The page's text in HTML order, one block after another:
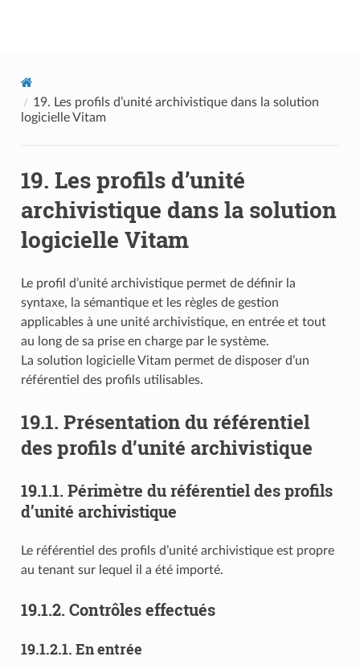
19. Les profils d’unité archivistique dans la solution
logicielle Vitam
19. Les profils d’unité
archivistique dans la solution
logicielle Vitam
Le profil d’unité archivistique permet de définir la
syntaxe, la sémantique et les règles de gestion
applicables à une unité archivistique, en entrée et tout
au long de sa prise en charge par le système.
La solution logicielle Vitam permet de disposer d’un
référentiel des profils utilisables.
19.1. Présentation du référentiel
des profils d’unité archivistique
19.1.1. Périmètre du référentiel des profils
d’unité archivistique
Le référentiel des profils d’unité archivistique est propre
au tenant sur lequel il a été importé.
19.1.2. Contrôles effectués
19.1.2.1. En entrée